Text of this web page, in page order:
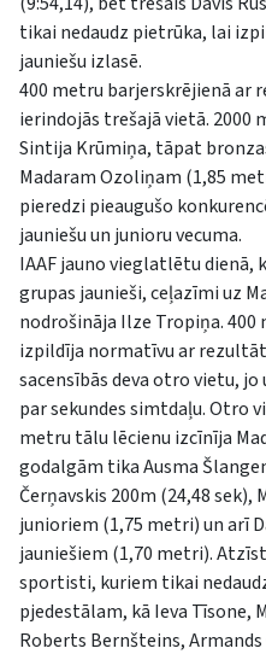
tikai nedaudz pietrūka, lai
jauniešu izlasē.
400 metru barjerskrējienā ar
ierindojās trešajā vietā. 2000
Sintija Krūmiņa, tāpat
Madaram Ozoliņam (1,85
pieredzi pieaugušo
jauniešu un junioru vecuma.
IAAF jauno vieglatlētu dienā,
grupas jaunieši, ceļazīmi uz
nodrošināja Ilze Tropiņa.
izpildīja normatīvu ar
sacensībās deva otro vietu,
par sekundes simtdaļu. Otro
metru tālu lēcienu izcīnīja
godalgām tika Ausma
Čerņavskis 200m (24,48
junioriem (1,75 metri) un arī
jauniešiem (1,70 metri).
sportisti, kuriem tikai
pjedestālam, kā Ieva Tīsone,
Roberts Bernšteins, Armands